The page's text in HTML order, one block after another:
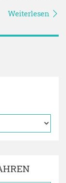
Weiterlesen